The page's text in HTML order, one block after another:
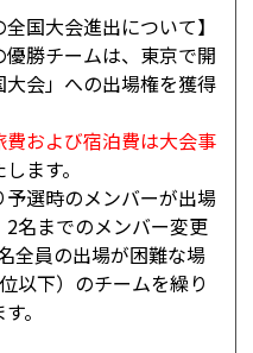
全国大会進出について】
勝チームは、東京で開
会」への出場権を獲得
費および宿泊費は大会事
ます。
選時のメンバーが出場
2名までのメンバー変更
全員の出場が困難な場
以下）のチームを繰り
。